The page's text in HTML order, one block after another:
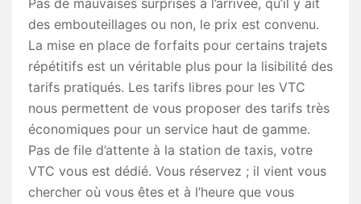
Pas de mauvaises surprises à l’arrivée, qu’il y ait
des embouteillages ou non, le prix est convenu.
La mise en place de forfaits pour certains trajets
répétitifs est un véritable plus pour la lisibilité des
tarifs pratiqués. Les tarifs libres pour les VTC
nous permettent de vous proposer des tarifs très
économiques pour un service haut de gamme.
Pas de file d’attente à la station de taxis, votre
VTC vous est dédié. Vous réservez ; il vient vous
chercher où vous êtes et à l’heure que vous